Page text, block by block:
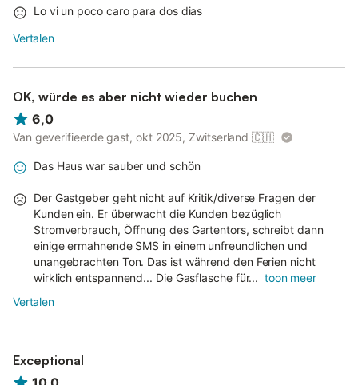
Lo vi un poco caro para dos dias
Vertalen
OK, würde es aber nicht wieder buchen
6,0
Van geverifieerde gast, okt 2025, Zwitserland 🇨🇭
Das Haus war sauber und schön
Der Gastgeber geht nicht auf Kritik/diverse Fragen der
Kunden ein. Er überwacht die Kunden bezüglich
Stromverbrauch, Öffnung des Gartentors, schreibt dann
einige ermahnende SMS in einem unfreundlichen und
unangebrachten Ton. Das ist während den Ferien nicht
wirklich entspannend... Die Gasflasche für... toon meer
Vertalen
Exceptional